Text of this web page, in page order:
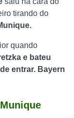
tirando do
quando
e bateu
entrar. Bayern